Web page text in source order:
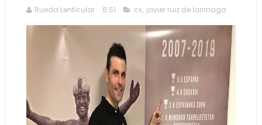
Rueda Lenticular 8:51 cx, javier ruiz de larrinaga